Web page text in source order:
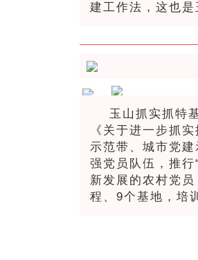
建工作法，这也是
玉山抓实抓特
《关于进一步抓
示范带、城市党
强党员队伍，推
新发展的农村党
程、9个基地，培